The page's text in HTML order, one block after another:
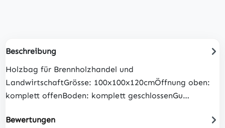
Beschreibung
Holzbag für Brennholzhandel und
LandwirtschaftGrösse: 100x100x120cmÖffnung oben:
komplett offenBoden: komplett geschlossenGu…
Bewertungen